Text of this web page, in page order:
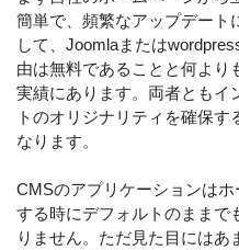
簡単で、頻繁なアップデート
して、Joomlaまたは
由は無料であることと何より
実績にあります。両者ともイ
トのオリジナリティを確保
なります。
CMSのアプリケーションは
する時にデフォルトのままで
りません。ただ見た目にはあ